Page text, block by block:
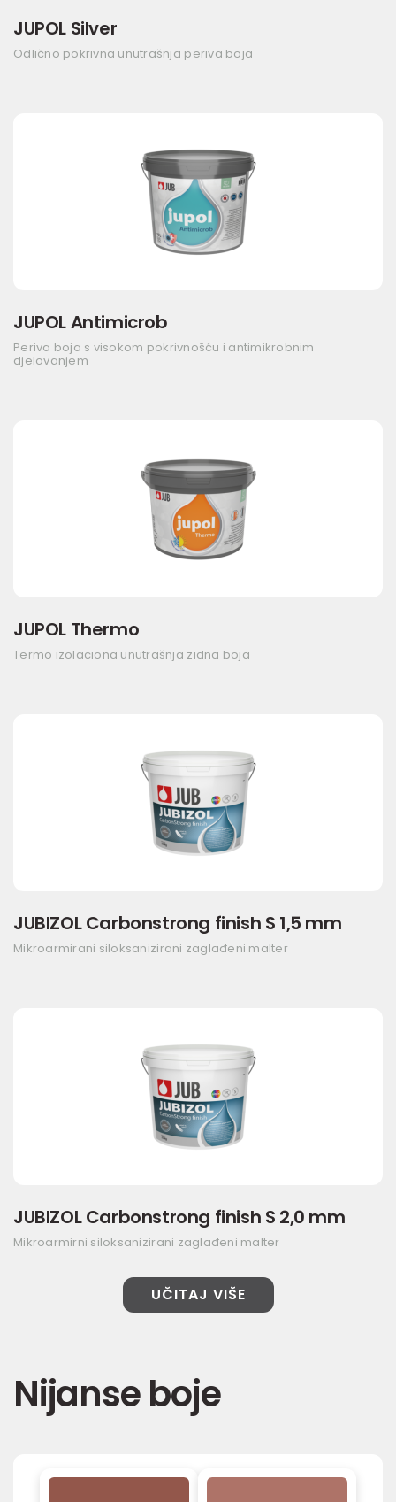
JUPOL Silver
Odlično pokrivna unutrašnja periva boja
JUPOL Antimicrob
Periva boja s visokom pokrivnošću i antimikrobnim
djelovanjem
JUPOL Thermo
Termo izolaciona unutrašnja zidna boja
JUBIZOL Carbonstrong finish S 1,5 mm
Mikroarmirani siloksanizirani zaglađeni malter
JUBIZOL Carbonstrong finish S 2,0 mm
Mikroarmirni siloksanizirani zaglađeni malter
UČITAJ VIŠE
Nijanse boje